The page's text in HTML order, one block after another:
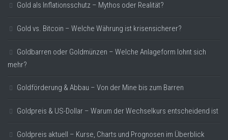
Gold als Inflationsschutz – Mythos oder Realität?
Gold vs. Bitcoin – Welche Währung ist krisensicherer?
Goldbarren oder Goldmünzen – Welche Anlageform lohnt sich
mehr?
Goldförderung & Abbau – Von der Mine bis zum Barren
Goldpreis & US-Dollar – Warum der Wechselkurs entscheidend ist
Goldpreis aktuell – Kurse, Charts und Prognosen im Überblick